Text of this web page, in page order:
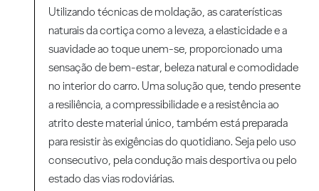
Utilizando técnicas de moldação, as caraterísticas
naturais da cortiça como a leveza, a elasticidade e a
suavidade ao toque unem-se, proporcionado uma
sensação de bem-estar, beleza natural e comodidade
no interior do carro. Uma solução que, tendo presente
a resiliência, a compressibilidade e a resistência ao
atrito deste material único, também está preparada
para resistir às exigências do quotidiano. Seja pelo uso
consecutivo, pela condução mais desportiva ou pelo
estado das vias rodoviárias.